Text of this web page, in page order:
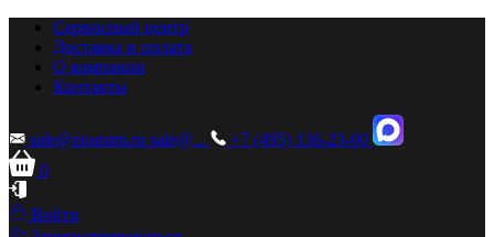
Сервисный центр
Доставка и оплата
О компании
Контакты
sale@zionstm.ru sale@...
+7 (495) 136-23-00
0
Войти